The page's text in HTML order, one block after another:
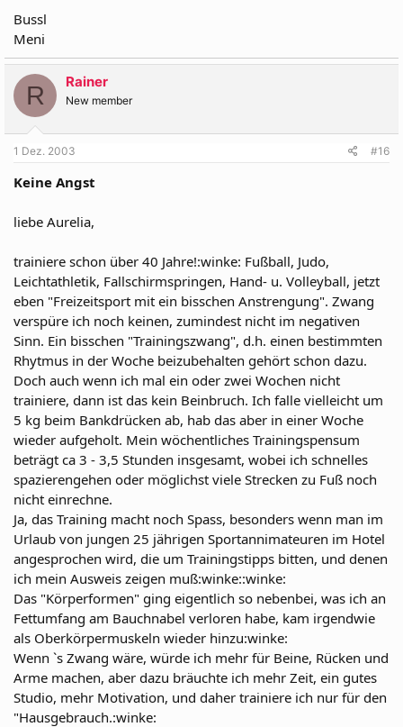
Bussl
Meni
R Rainer
New member
1 Dez. 2003 #16
Keine Angst
liebe Aurelia,
trainiere schon über 40 Jahre!:winke: Fußball, Judo,
Leichtathletik, Fallschirmspringen, Hand- u. Volleyball, jetzt
eben "Freizeitsport mit ein bisschen Anstrengung". Zwang
verspüre ich noch keinen, zumindest nicht im negativen
Sinn. Ein bisschen "Trainingszwang", d.h. einen bestimmten
Rhytmus in der Woche beizubehalten gehört schon dazu.
Doch auch wenn ich mal ein oder zwei Wochen nicht
trainiere, dann ist das kein Beinbruch. Ich falle vielleicht um
5 kg beim Bankdrücken ab, hab das aber in einer Woche
wieder aufgeholt. Mein wöchentliches Trainingspensum
beträgt ca 3 - 3,5 Stunden insgesamt, wobei ich schnelles
spazierengehen oder möglichst viele Strecken zu Fuß noch
nicht einrechne.
Ja, das Training macht noch Spass, besonders wenn man im
Urlaub von jungen 25 jährigen Sportannimateuren im Hotel
angesprochen wird, die um Trainingstipps bitten, und denen
ich mein Ausweis zeigen muß:winke::winke:
Das "Körperformen" ging eigentlich so nebenbei, was ich an
Fettumfang am Bauchnabel verloren habe, kam irgendwie
als Oberkörpermuskeln wieder hinzu:winke:
Wenn `s Zwang wäre, würde ich mehr für Beine, Rücken und
Arme machen, aber dazu bräuchte ich mehr Zeit, ein gutes
Studio, mehr Motivation, und daher trainiere ich nur für den
"Hausgebrauch.:winke: